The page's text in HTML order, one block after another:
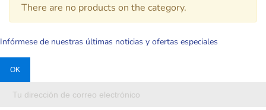
There are no products on the category.
Infórmese de nuestras últimas noticias y ofertas especiales